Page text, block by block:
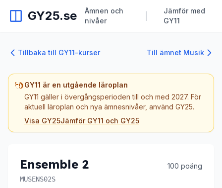
GY25.se
Ämnen och
nivåer
Jämför med
GY11
Tillbaka till GY11-kurser Till ämnet Musik
GY11 är en utgående läroplan
GY11 gäller i övergångsperioden till och med 2027. För
aktuell läroplan och nya ämnesnivåer, använd GY25.
Visa GY25Jämför GY11 och GY25
Ensemble 2 100 poäng
MUSENS02S